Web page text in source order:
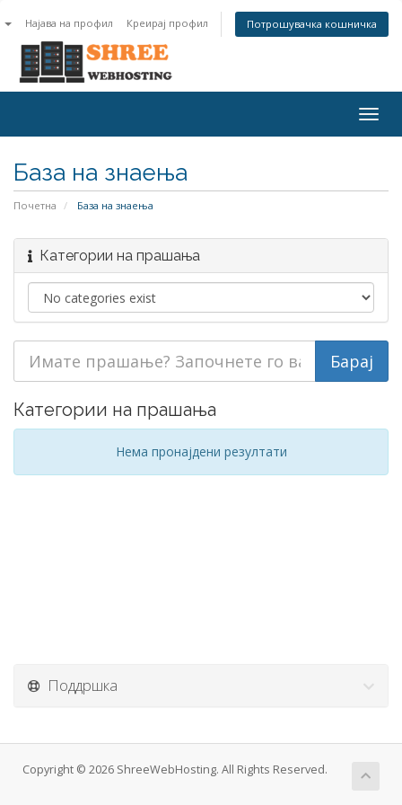
Најава на профил Креирај профил Потрошувачка кошничка
База на знаења
Почетна База на знаења
Категории на прашања
Категории на прашања
Нема пронајдени резултати
Поддршка
Copyright © 2026 ShreeWebHosting. All Rights Reserved.